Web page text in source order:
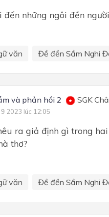
đến những ngôi đền
văn Đề đền Sầm Nghi
và phản hồi 2 SGK
2023 lúc 12:05
ra giả định gì trong
thơ?
văn Đề đền Sầm Nghi